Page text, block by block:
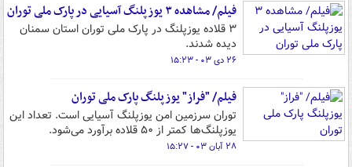
فیلم/ مشاهده ۳ یوزپلنگ آسیایی در پارک ملی توران
۳ قلاده یوزپلنگ در پارک ملی توران استان سمنان
دیده شدند.
۲۶ دی ۰۳ - ۱۵:۲۳
فیلم/ "فراز" یوزپلنگ پارک ملی توران
توران سرزمین امن یوزپلنگ آسیایی است. تعداد این
یوزپلنگ‌ها کمتر از ۵۰ قلاده برآورد می‌شود.
۲۸ آبان ۰۳ - ۱۵:۲۷